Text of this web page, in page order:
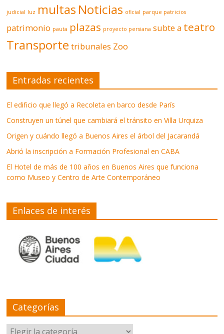
judicial luz multas Noticias oficial parque patricios
patrimonio pauta plazas proyecto persiana subte a teatro
Transporte tribunales Zoo
Entradas recientes
El edificio que llegó a Recoleta en barco desde París
Construyen un túnel que cambiará el tránsito en Villa Urquiza
Origen y cuándo llegó a Buenos Aires el árbol del Jacarandá
Abrió la inscripción a Formación Profesional en CABA
El Hotel de más de 100 años en Buenos Aires que funciona
como Museo y Centro de Arte Contemporáneo
Enlaces de interés
Categorías
Categorías